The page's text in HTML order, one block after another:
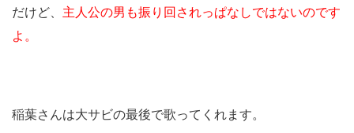
だけど、 主人公の男も振り回されっぱなしではないのです
よ。
稲葉さんは大サビの最後で歌ってくれます。